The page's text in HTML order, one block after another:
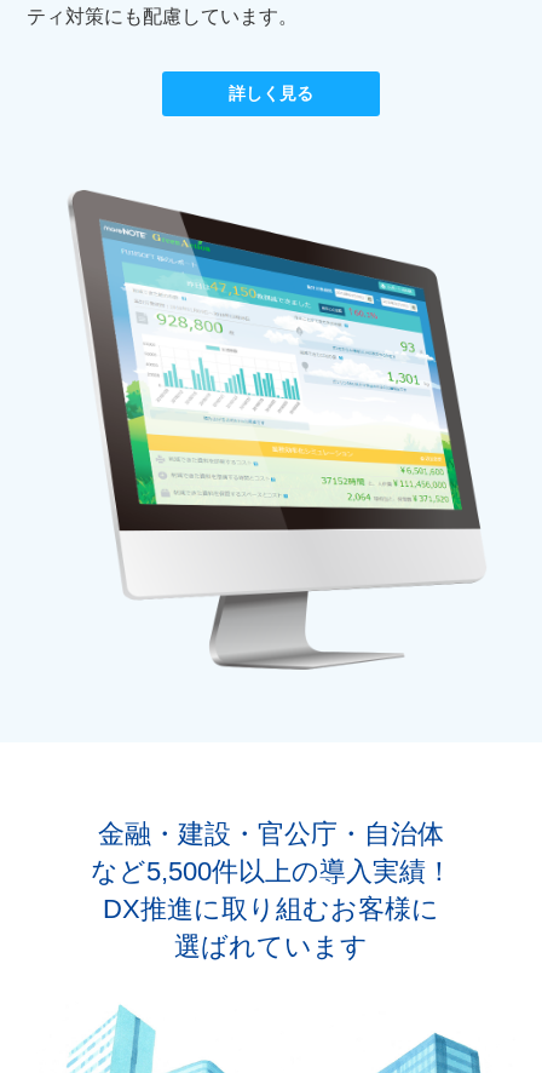
ティ対策にも配慮しています。
詳しく見る
金融・建設・官公庁・自治体
など5,500件以上の導入実績！
DX推進に取り組むお客様に
選ばれています